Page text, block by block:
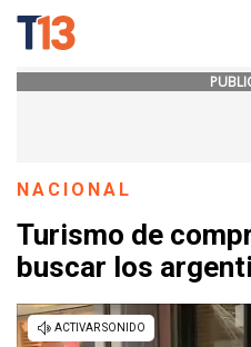
NACIONAL
Turismo de
buscar los